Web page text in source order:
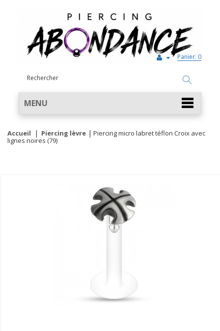
Panier: 0
MENU
Accueil Piercing lèvre
Piercing micro labret téflon Croix avec
lignes noires (79)